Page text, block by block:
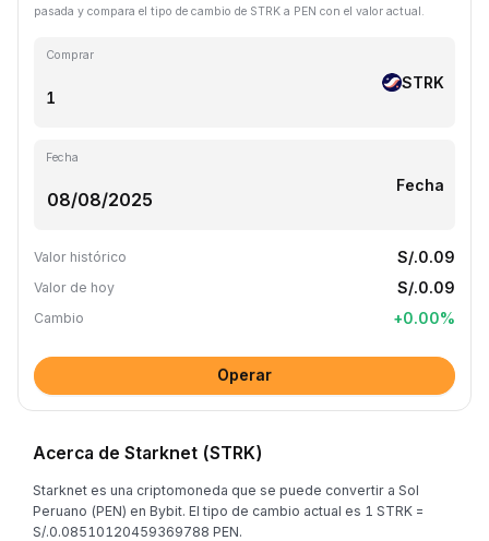
pasada y compara el tipo de cambio de STRK a PEN con el valor actual.
Comprar
STRK
Fecha
Fecha
Valor histórico S/.0.09
Valor de hoy S/.0.09
Cambio +0.00%
Operar
Acerca de Starknet (STRK)
Starknet es una criptomoneda que se puede convertir a Sol
Peruano (PEN) en Bybit. El tipo de cambio actual es 1 STRK =
S/.0.08510120459369788 PEN.